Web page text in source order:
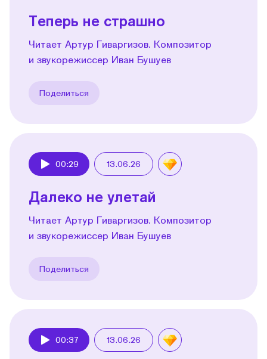
Теперь не страшно
Читает Артур Гиваргизов. Композитор
и звукорежиссер Иван Бушуев
Поделиться
00:29 13.06.26
Далеко не улетай
Читает Артур Гиваргизов. Композитор
и звукорежиссер Иван Бушуев
Поделиться
00:37 13.06.26